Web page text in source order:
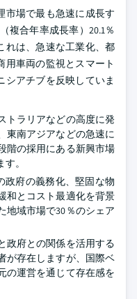
市場で最も急速に成長す
複合年率成長率）20.1％
れは、急速な工業化、都
用車両の監視とスマート
シアチブを反映していま
トラリアなどの高度に発
東南アジアなどの急速に
階の採用にある新興市場
。
政府の義務化、堅固な物
和とコスト最適化を背景
地域市場で30％のシェア
政府との関係を活用する
が存在しますが、国際ベ
の運営を通じて存在感を